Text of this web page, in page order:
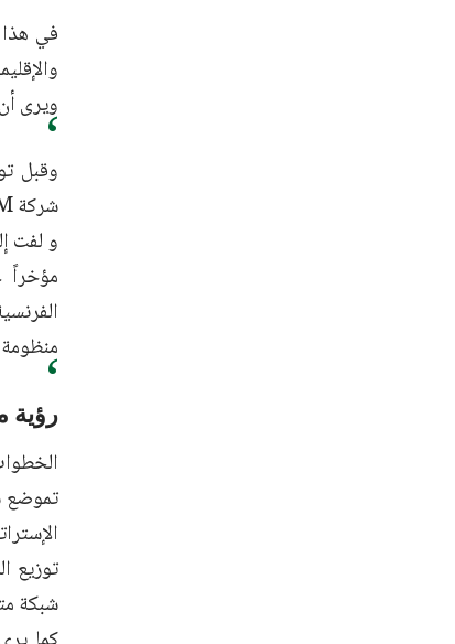
في
ويرى
وقبل
شركة CMA CGM
و لفت
رؤية
تموضع
توزيع
شبكة